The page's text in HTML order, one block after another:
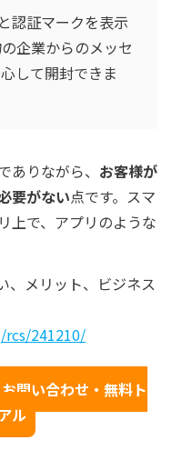
認証マークを表示
企業からのメッセ
して開封できま
りながら、 お客様が
要がない点です。スマ
上で、アプリのような
、メリット、ビジネス
241210/
お問い合わせ・無料ト
ル